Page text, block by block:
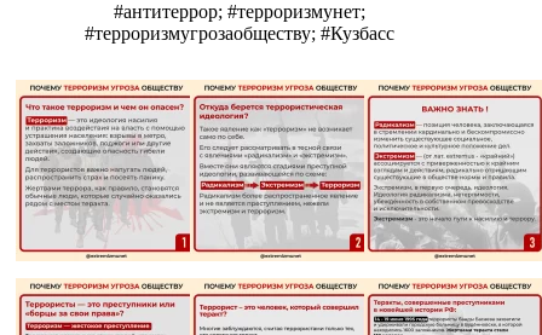
#антитеррор; #терроризмунет;
#терроризмугрозаобществу; #Кузбасс